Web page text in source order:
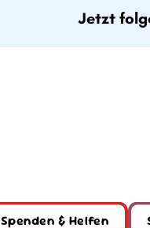
Jetzt
Spenden & Helfen